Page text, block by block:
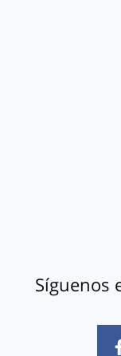
Síguenos